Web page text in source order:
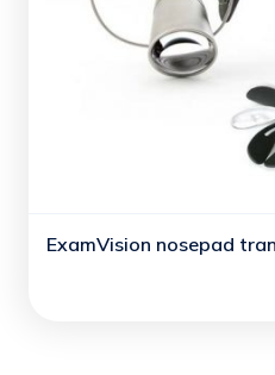
ExamVision nosepad